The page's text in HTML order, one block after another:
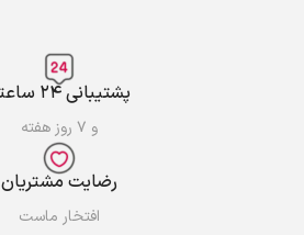
پشتیبانی ۲۴ ساعته
و ۷ روز هفته
رضایت مشتریان
افتخار ماست